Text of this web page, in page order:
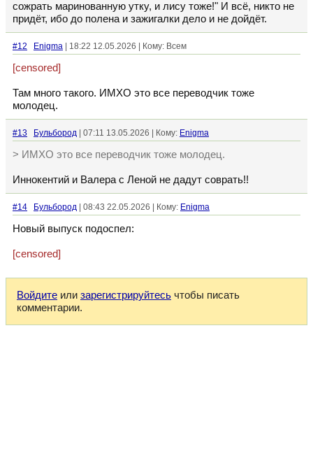
сожрать маринованную утку, и лису тоже!" И всё, никто не
придёт, ибо до полена и зажигалки дело и не дойдёт.
#12 Enigma | 18:22 12.05.2026 | Кому: Всем
[censored]
Там много такого. ИМХО это все переводчик тоже
молодец.
#13 Бульбород | 07:11 13.05.2026 | Кому: Enigma
> ИМХО это все переводчик тоже молодец.
Иннокентий и Валера с Леной не дадут соврать!!
#14 Бульбород | 08:43 22.05.2026 | Кому: Enigma
Новый выпуск подоспел:
[censored]
Войдите или зарегистрируйтесь чтобы писать
комментарии.